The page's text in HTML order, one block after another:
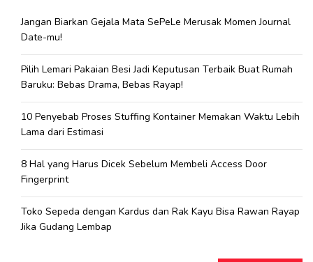
Jangan Biarkan Gejala Mata SePeLe Merusak Momen Journal
Date-mu!
Pilih Lemari Pakaian Besi Jadi Keputusan Terbaik Buat Rumah
Baruku: Bebas Drama, Bebas Rayap!
10 Penyebab Proses Stuffing Kontainer Memakan Waktu Lebih
Lama dari Estimasi
8 Hal yang Harus Dicek Sebelum Membeli Access Door
Fingerprint
Toko Sepeda dengan Kardus dan Rak Kayu Bisa Rawan Rayap
Jika Gudang Lembap